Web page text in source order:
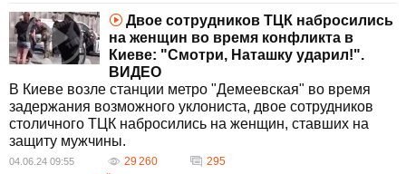
Двое сотрудников ТЦК набросились
на женщин во время конфликта в
Киеве: "Смотри, Наташку ударил!".
ВИДЕО
В Киеве возле станции метро "Демеевская" во время
задержания возможного уклониста, двое сотрудников
столичного ТЦК набросились на женщин, ставших на
защиту мужчины.
04.06.24 09:55 29 260 295